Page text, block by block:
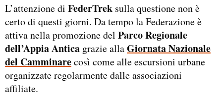
L’attenzione di FederTrek sulla questione non è
certo di questi giorni. Da tempo la Federazione è
attiva nella promozione del Parco Regionale
dell’Appia Antica grazie allaGiornata Nazionale
del Camminarecosì come alle escursioni urbane
organizzate regolarmente dalle associazioni
affiliate.